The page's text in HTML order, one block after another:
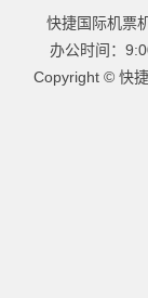
快捷国际机票
办公时间：
Copyright © 快